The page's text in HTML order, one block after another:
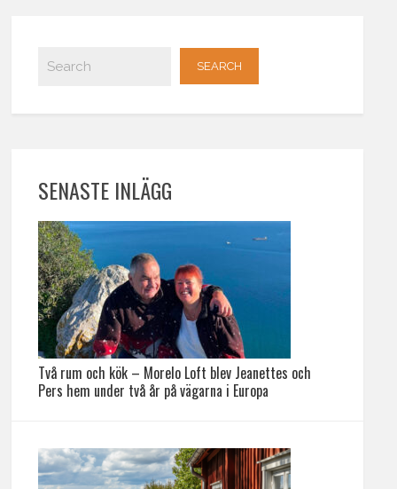
SENASTE INLÄGG
Två rum och kök – Morelo Loft blev Jeanettes och
Pers hem under två år på vägarna i Europa